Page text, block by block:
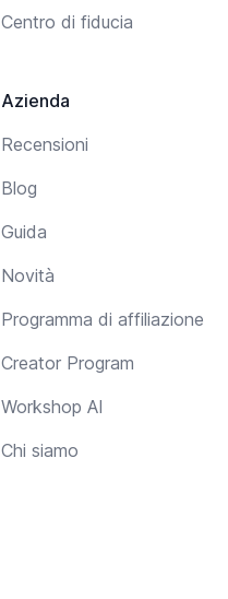
Centro di fiducia
Azienda
Recensioni
Blog
Guida
Novità
Programma di affiliazione
Creator Program
Workshop AI
Chi siamo